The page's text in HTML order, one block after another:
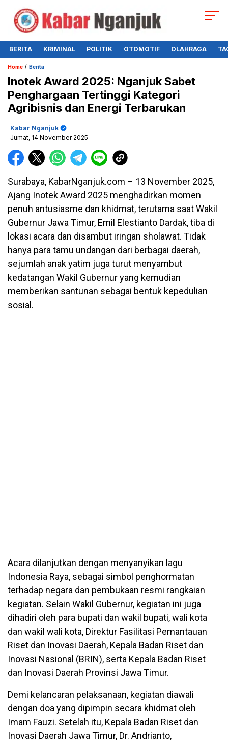
BERITA KRIMINAL POLITIK OTOMOTIF OLAHRAGA
Home / Berita
Inotek Award 2025: Nganjuk Sabet
Penghargaan Tertinggi Kategori
Agribisnis dan Energi Terbarukan
Kabar Nganjuk
Jumat, 14 November 2025
Surabaya, KabarNganjuk.com – 13 November 2025,
Ajang Inotek Award 2025 menghadirkan momen
penuh antusiasme dan khidmat, terutama saat Wakil
Gubernur Jawa Timur, Emil Elestianto Dardak, tiba di
lokasi acara dan disambut iringan sholawat. Tidak
hanya para tamu undangan dari berbagai daerah,
sejumlah anak yatim juga turut menyambut
kedatangan Wakil Gubernur yang kemudian
memberikan santunan sebagai bentuk kepedulian
sosial.
Acara dilanjutkan dengan menyanyikan lagu
Indonesia Raya, sebagai simbol penghormatan
terhadap negara dan pembukaan resmi rangkaian
kegiatan. Selain Wakil Gubernur, kegiatan ini juga
dihadiri oleh para bupati dan wakil bupati, wali kota
dan wakil wali kota, Direktur Fasilitasi Pemantauan
Riset dan Inovasi Daerah, Kepala Badan Riset dan
Inovasi Nasional (BRIN), serta Kepala Badan Riset
dan Inovasi Daerah Provinsi Jawa Timur.
Demi kelancaran pelaksanaan, kegiatan diawali
dengan doa yang dipimpin secara khidmat oleh
Imam Fauzi. Setelah itu, Kepala Badan Riset dan
Inovasi Daerah Jawa Timur, Dr. Andrianto,